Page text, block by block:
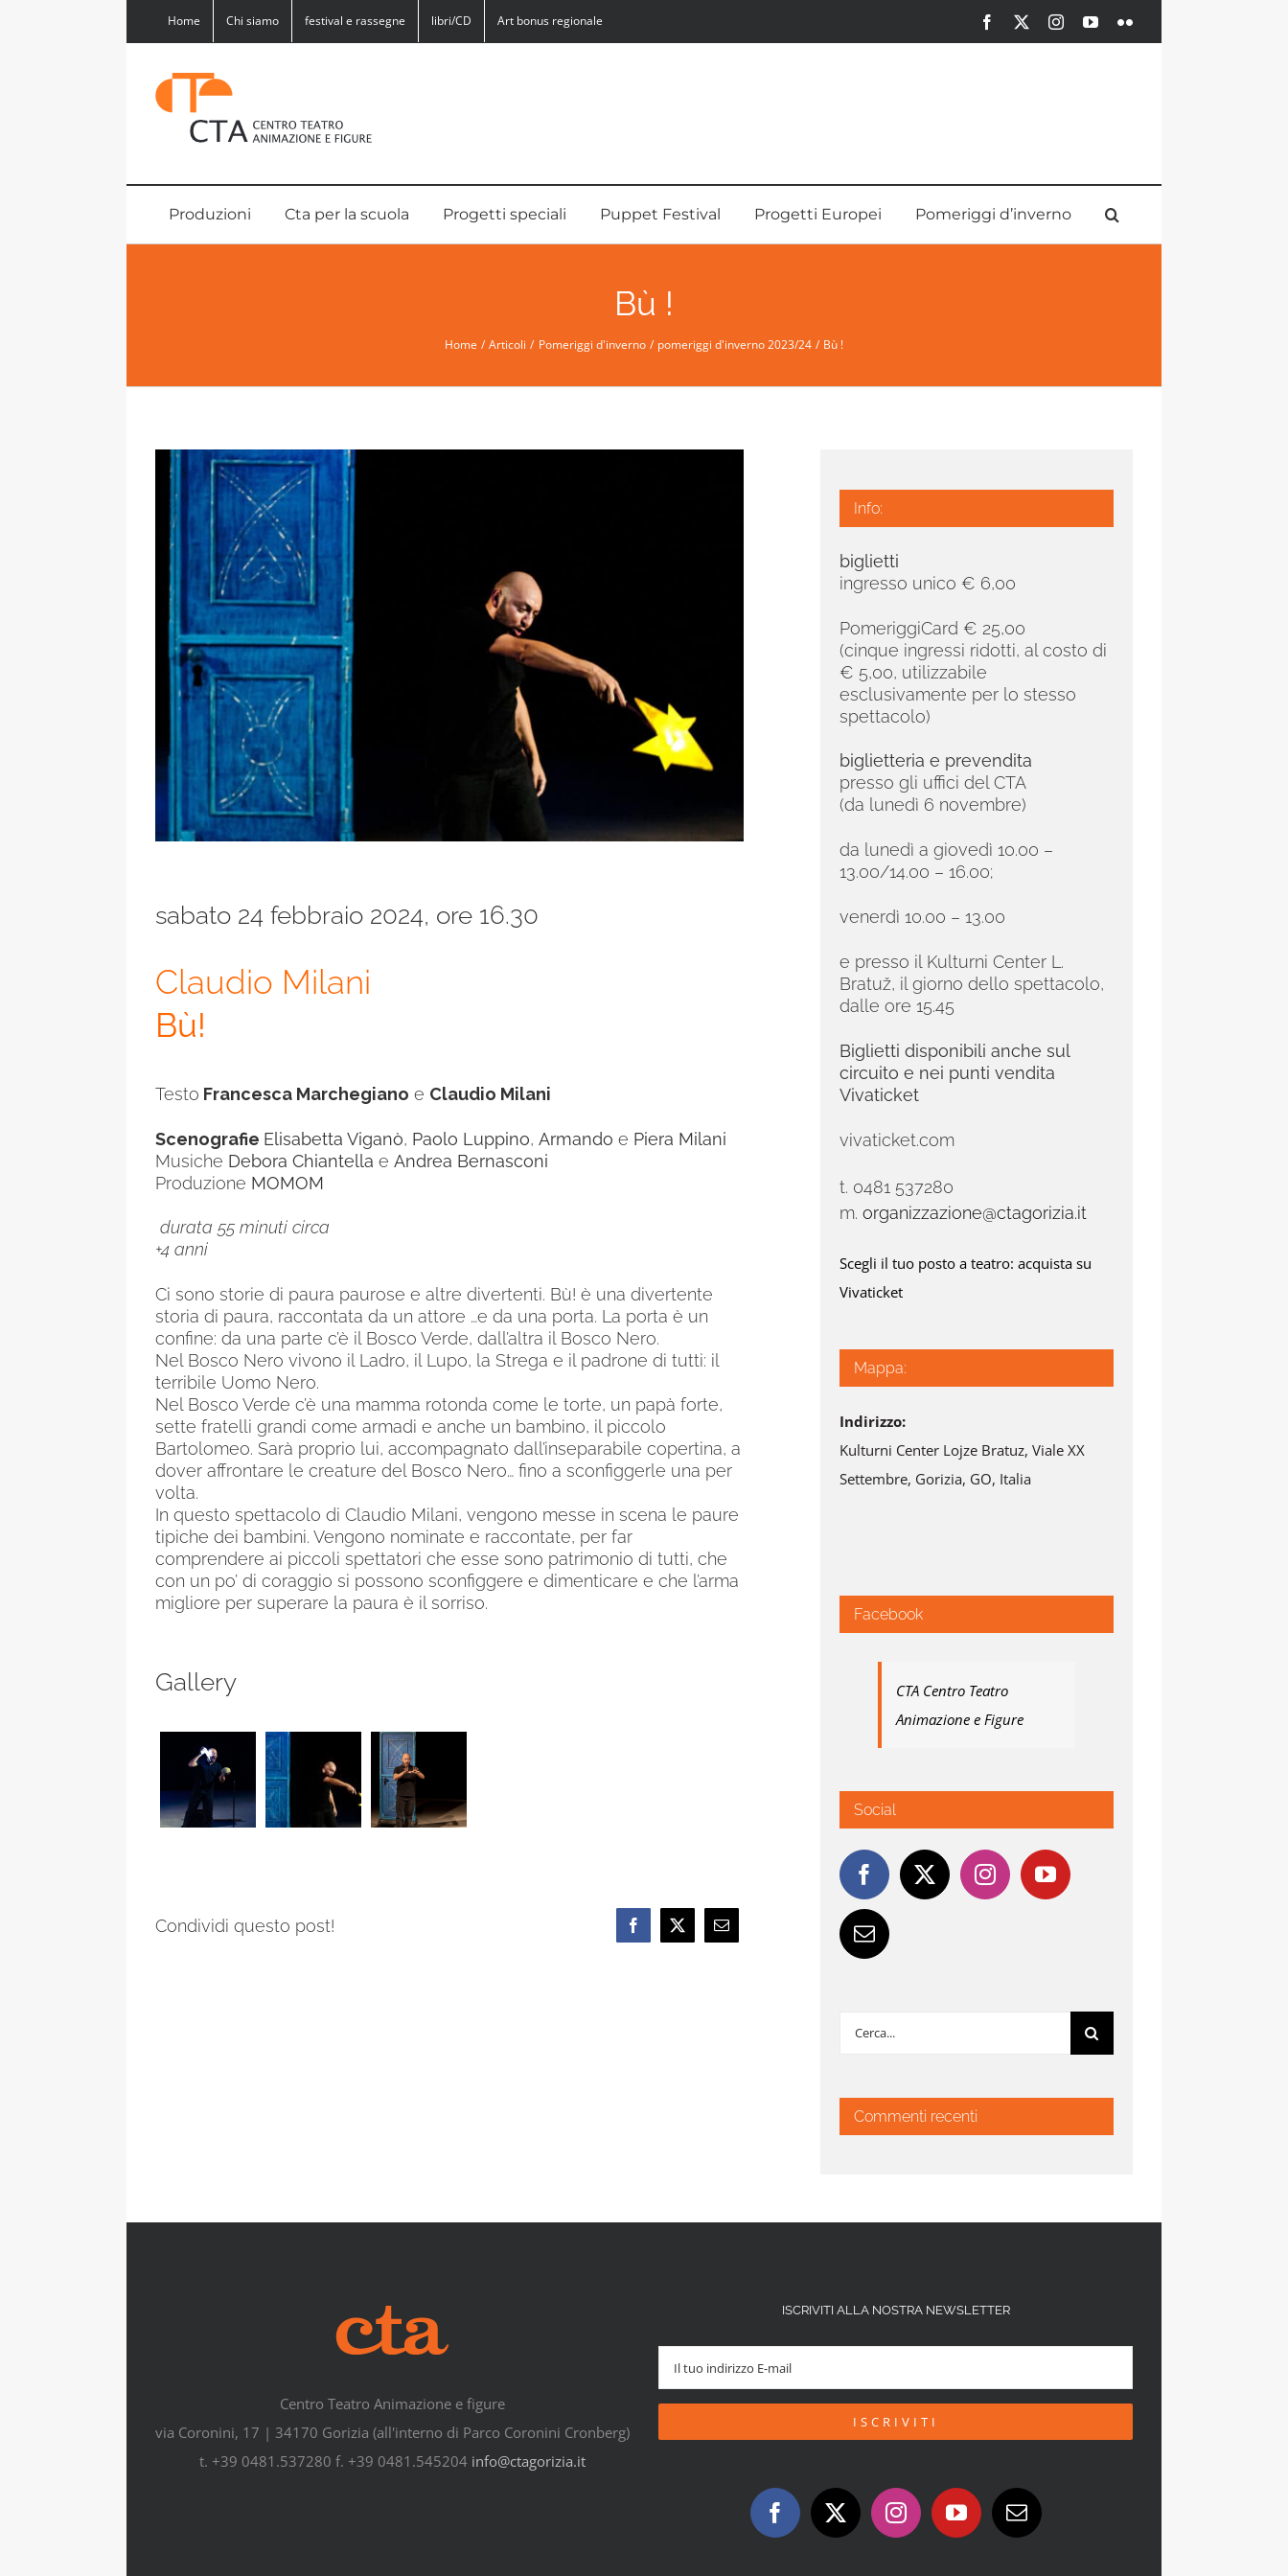
Home Chi siamo festival e rassegne libri/CD Art bonus regionale Facebook InstagramYouTubeFlickr
Produzioni Cta per la scuola Progetti speciali Puppet Festival Progetti Europei Pomeriggi d’inverno
Bù !
Home Articoli Pomeriggi d'inverno pomeriggi d'inverno 2023/24 Bù !
Ingrandisci
immagine
sabato 24 febbraio 2024, ore 16.30
Claudio Milani
Bù!
Testo Francesca Marchegiano e Claudio Milani
Scenografie Elisabetta Viganò, Paolo Luppino, Armando e Piera Milani
Musiche Debora Chiantella e Andrea Bernasconi
Produzione MOMOM
durata 55 minuti circa
+4 anni
Ci sono storie di paura paurose e altre divertenti. Bù! è una divertente
storia di paura, raccontata da un attore …e da una porta. La porta è un
confine: da una parte c’è il Bosco Verde, dall’altra il Bosco Nero.
Nel Bosco Nero vivono il Ladro, il Lupo, la Strega e il padrone di tutti: il
terribile Uomo Nero.
Nel Bosco Verde c’è una mamma rotonda come le torte, un papà forte,
sette fratelli grandi come armadi e anche un bambino, il piccolo
Bartolomeo. Sarà proprio lui, accompagnato dall’inseparabile copertina, a
dover affrontare le creature del Bosco Nero… fino a sconfiggerle una per
volta.
In questo spettacolo di Claudio Milani, vengono messe in scena le paure
tipiche dei bambini. Vengono nominate e raccontate, per far
comprendere ai piccoli spettatori che esse sono patrimonio di tutti, che
con un po’ di coraggio si possono sconfiggere e dimenticare e che l’arma
migliore per superare la paura è il sorriso.
Gallery
Condividi questo post!
Info:
biglietti
ingresso unico € 6,00
PomeriggiCard € 25,00
(cinque ingressi ridotti, al costo di
€ 5,00, utilizzabile
esclusivamente per lo stesso
spettacolo)
biglietteria e prevendita
presso gli uffici del CTA
(da lunedì 6 novembre)
da lunedì a giovedì 10.00 –
13.00/14.00 – 16.00;
venerdì 10.00 – 13.00
e presso il Kulturni Center L.
Bratuž, il giorno dello spettacolo,
dalle ore 15.45
Biglietti disponibili anche sul
circuito e nei punti vendita
Vivaticket
vivaticket.com
t. 0481 537280
m. organizzazione@ctagorizia.it
Scegli il tuo posto a teatro: acquista su
Vivaticket
Mappa:
Indirizzo:
Kulturni Center Lojze Bratuz, Viale XX
Settembre, Gorizia, GO, Italia
Facebook
CTA Centro Teatro
Animazione e Figure
Social
Cerca
Commenti recenti
Centro Teatro Animazione e figure
via Coronini, 17 | 34170 Gorizia (all'interno di Parco Coronini Cronberg)
t. +39 0481.537280 f. +39 0481.545204 info@ctagorizia.it
ISCRIVITI ALLA NOSTRA NEWSLETTER